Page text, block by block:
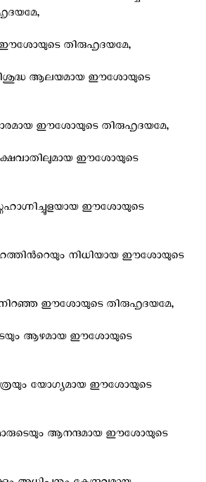
തിരുഹൃദയമേ,
ആലയമായ ഈശോയുടെ
ഈശോയുടെ തിരുഹൃദയമേ,
ഈശോയുടെ
ഈശോയുടെ
നിധിയായ ഈശോയുടെ
നിറഞ്ഞ ഈശോയുടെ തിരുഹൃദയമേ,
ആഴമായ ഈശോയുടെ
യോഗ്യമായ ഈശോയുടെ
ആനന്ദമായ ഈശോയുടെ